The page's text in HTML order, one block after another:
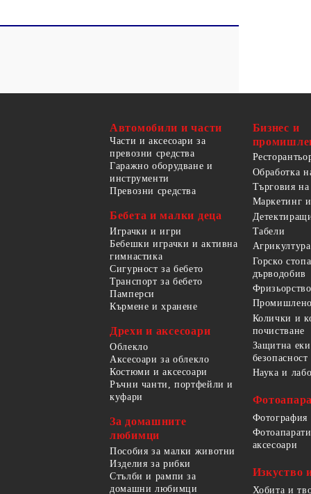
Автомобили и части
Части и аксесоари за
превозни средства
Гаражно оборудване и
инструменти
Превозни средства
Бебета и малки деца
Играчки и игри
Бебешки играчки и активна
гимнастика
Сигурност за бебето
Транспорт за бебето
Памперси
Кърмене и хранене
Дрехи и аксесоари
Облекло
Аксесоари за облекло
Костюми и аксесоари
Ръчни чанти, портфейли и
куфари
За домашните
любимци
Пособия за малки животни
Изделия за рибки
Стълби и рампи за
домашни любимци
Бизнес и
Обработка
Търговия
Маркетинг
Табели
Агрикултура
Горско
дърводобив
Колички и
почистване
Защитна
Наука и
Фотография
аксесоари
Изкуство
Хобита и